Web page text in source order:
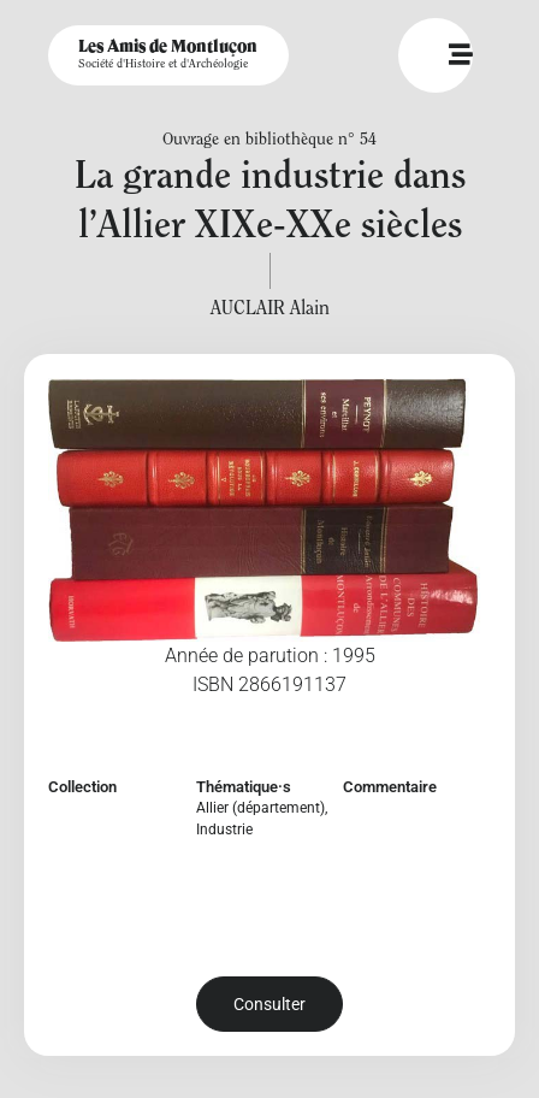
Les Amis de Montluçon
Société d'Histoire et d'Archéologie
Ouvrage en bibliothèque n° 54
La grande industrie dans
l’Allier XIXe-XXe siècles
AUCLAIR Alain
Année de parution : 1995
ISBN 2866191137
Collection Thématique·s
Allier (département),
Industrie
Commentaire
Consulter